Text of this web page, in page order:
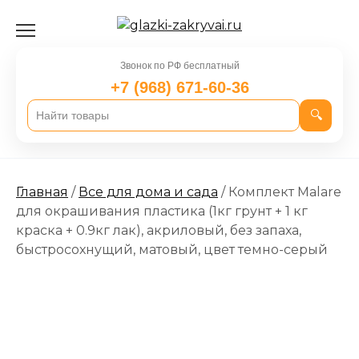
Звонок по РФ бесплатный
+7 (968) 671-60-36
🔍
Главная / Все для дома и сада / Комплект Malare
для окрашивания пластика (1кг грунт + 1 кг
краска + 0.9кг лак), акриловый, без запаха,
быстросохнущий, матовый, цвет темно-серый